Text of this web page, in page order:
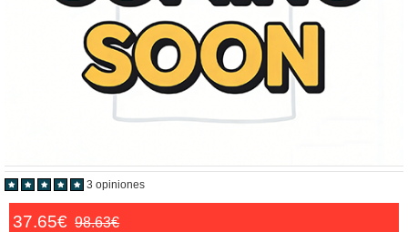
3 opiniones
37.65€ 98.63€